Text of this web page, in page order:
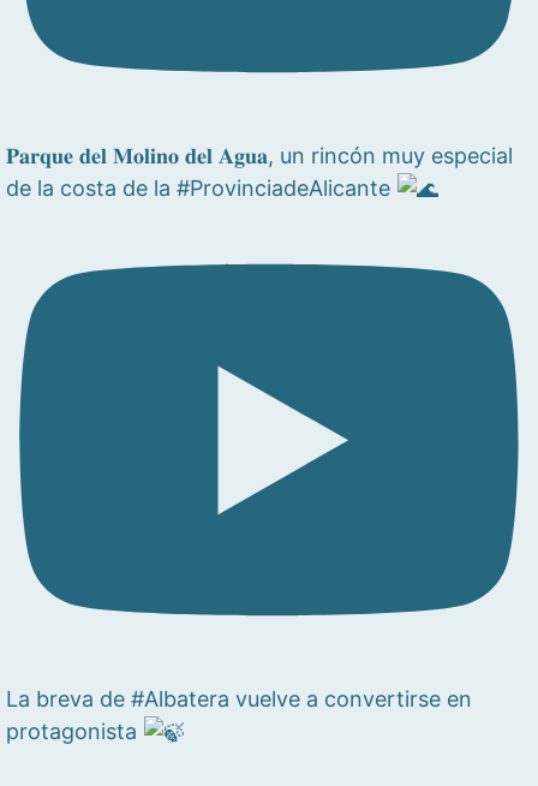
𝐏𝐚𝐫𝐪𝐮𝐞 𝐝𝐞𝐥 𝐌𝐨𝐥𝐢𝐧𝐨 𝐝𝐞𝐥 𝐀𝐠𝐮𝐚, un rincón muy especial
de la costa de la #ProvinciadeAlicante
La breva de #Albatera vuelve a convertirse en
protagonista